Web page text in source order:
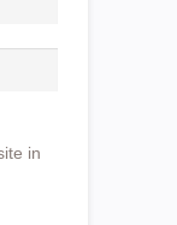
in